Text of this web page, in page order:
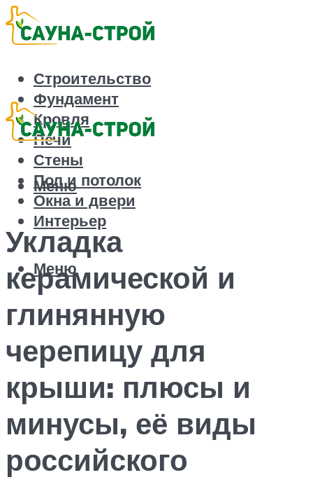
Строительство
Фундамент
Кровля
Печи
Стены
Пол и потолок
Окна и двери
Интерьер
Меню
Меню
Укладка
керамической и
глинянную
черепицу для
крыши: плюсы и
минусы, её виды
российского